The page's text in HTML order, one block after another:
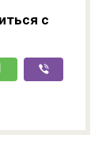
с